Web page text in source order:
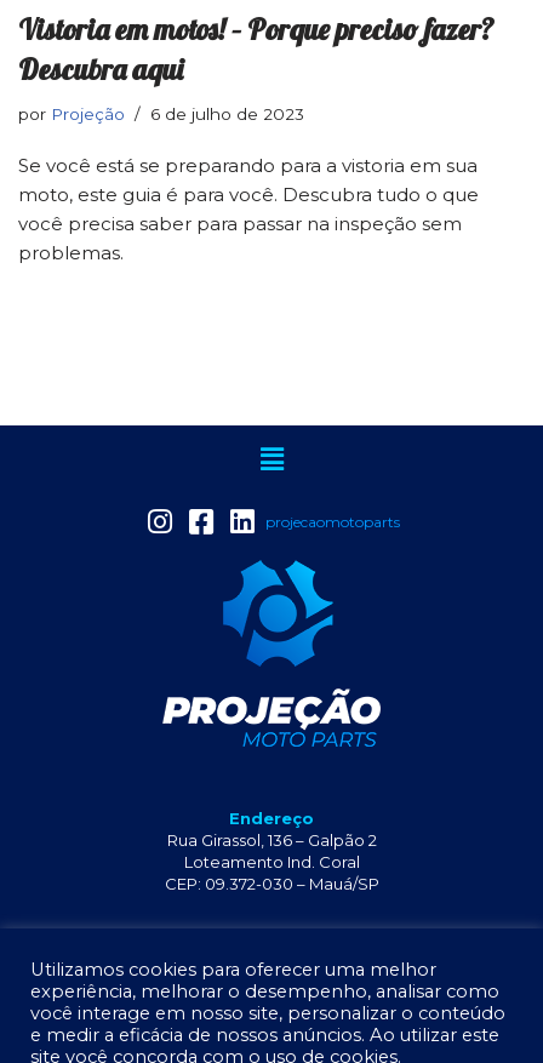
Vistoria em motos! – Porque preciso fazer?
Descubra aqui
por Projeção 6 de julho de 2023
Se você está se preparando para a vistoria em sua
moto, este guia é para você. Descubra tudo o que
você precisa saber para passar na inspeção sem
problemas.
projecaomotoparts
Endereço
Rua Girassol, 136 – Galpão 2
Loteamento Ind. Coral
CEP: 09.372-030 – Mauá/SP
+55 11 2341-6429
Utilizamos cookies para oferecer uma melhor
experiência, melhorar o desempenho, analisar como
você interage em nosso site, personalizar o conteúdo
e medir a eficácia de nossos anúncios. Ao utilizar este
site você concorda com o uso de cookies.